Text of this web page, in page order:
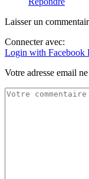
Laisser un
Connecter avec:
Login with Facebook
Votre adresse email